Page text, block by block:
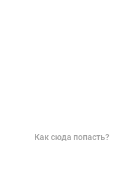
Как сюда попасть?